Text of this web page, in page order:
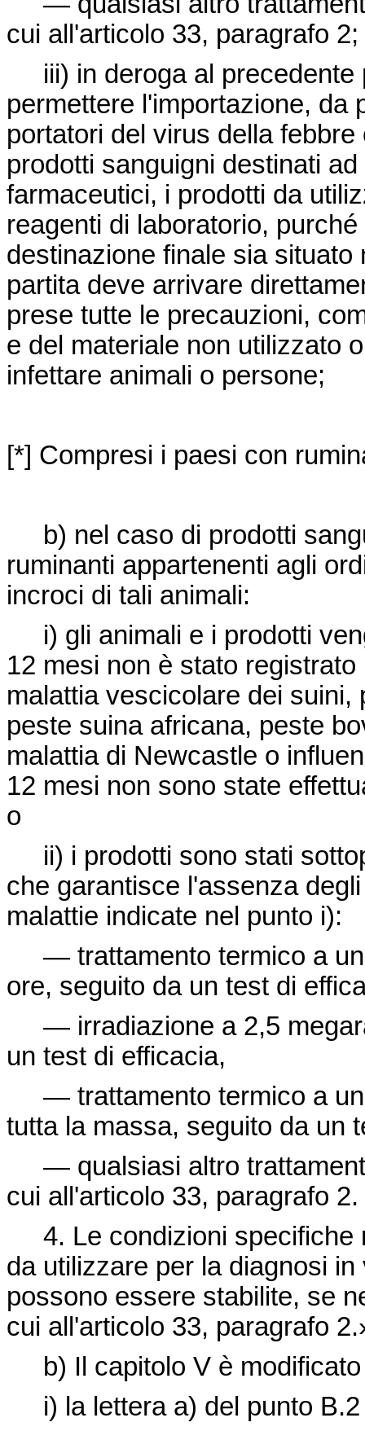
cui all'articolo 33, paragrafo 2;
iii) in deroga al precedente
permettere l'importazione, da
portatori del virus della
prodotti sanguigni destinati
farmaceutici, i prodotti da
reagenti di laboratorio,
destinazione finale sia
partita deve arrivare
prese tutte le precauzioni,
e del materiale non utilizzato
infettare animali o persone;
[*] Compresi i paesi con
b) nel caso di prodotti
ruminanti appartenenti agli
incroci di tali animali:
i) gli animali e i prodotti
12 mesi non è stato
malattia vescicolare dei
peste suina africana, peste
malattia di Newcastle o
12 mesi non sono state
o
ii) i prodotti sono stati
che garantisce l'assenza
malattie indicate nel punto i):
— trattamento termico a
ore, seguito da un test di
— irradiazione a 2,5
un test di efficacia,
— trattamento termico a
tutta la massa, seguito da un
— qualsiasi altro
cui all'articolo 33, paragrafo 2.
4. Le condizioni specifiche
da utilizzare per la diagnosi
possono essere stabilite, se
cui all'articolo 33, paragrafo
b) Il capitolo V è modificato
i) la lettera a) del punto B.2